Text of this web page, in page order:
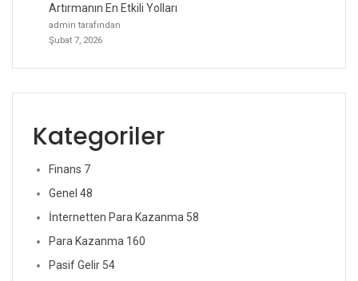
Artırmanın En Etkili Yolları
admin tarafından
Şubat 7, 2026
Kategoriler
Finans 7
Genel 48
İnternetten Para Kazanma 58
Para Kazanma 160
Pasif Gelir 54